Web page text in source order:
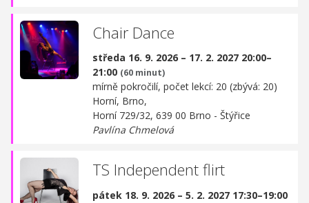
Chair Dance
středa 16. 9. 2026 – 17. 2. 2027 20:00–
21:00 (60 minut)
mírně pokročilí, počet lekcí: 20 (zbývá: 20)
Horní, Brno,
Horní 729/32, 639 00 Brno - Štýřice
Pavlína Chmelová
TS Independent flirt
pátek 18. 9. 2026 – 5. 2. 2027 17:30–19:00